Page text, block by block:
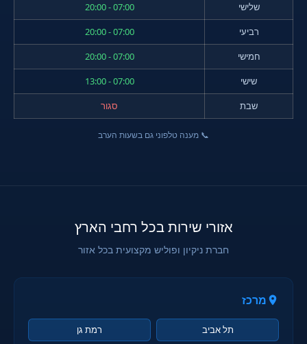
שלישי
07:00 - 20:00
רביעי
07:00 - 20:00
חמישי
07:00 - 20:00
שישי
07:00 - 13:00
שבת
סגור
📞 מענה טלפוני גם בשעות הערב
אזורי שירות בכל רחבי הארץ
חברת ניקיון ופוליש מקצועית בכל אזור
מרכז
תל אביב רמת גן